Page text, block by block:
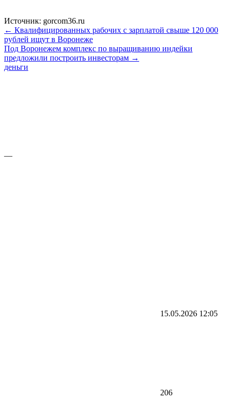
Источник: gorcom36.ru
← Квалифицированных рабочих с зарплатой свыше 120 000
рублей ищут в Воронеже
Под Воронежем комплекс по выращиванию индейки
предложили построить инвесторам →
деньги
—
15.05.2026 12:05
206